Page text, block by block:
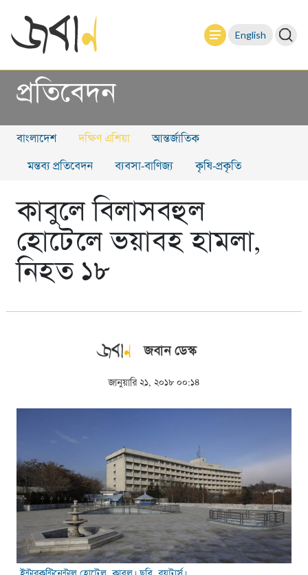
English
প্রতিবেদন
বাংলাদেশ দক্ষিণ এশিয়া আন্তর্জাতিক
মন্তব্য প্রতিবেদন ব্যবসা-বাণিজ্য কৃষি-প্রকৃতি
কাবুলে বিলাসবহুল
হোটেলে ভয়াবহ হামলা,
নিহত ১৮
জবান ডেস্ক
জানুয়ারি ২১, ২০১৮ ০০:১৪